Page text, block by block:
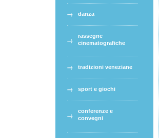
danza
rassegne
cinematografiche
tradizioni veneziane
sport e giochi
conferenze e
convegni